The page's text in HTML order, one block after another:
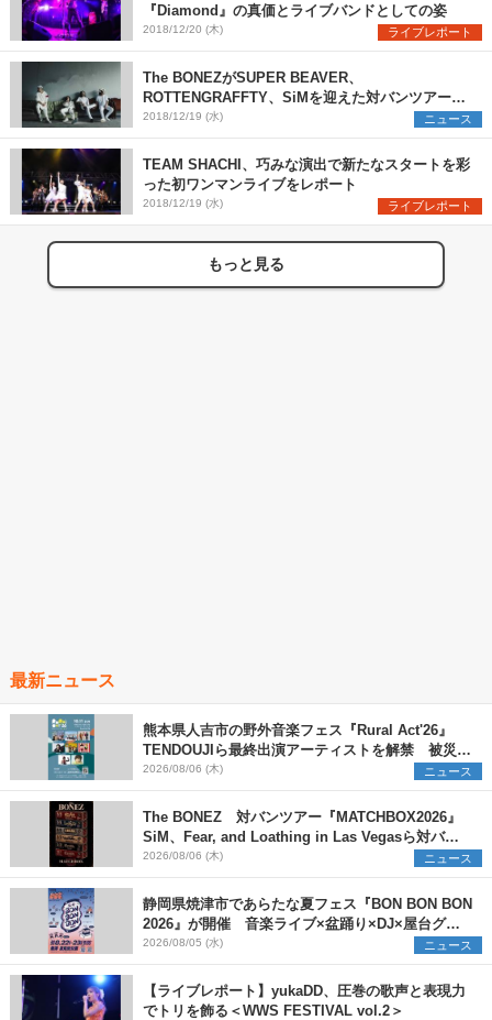
『Diamond』の真価とライブバンドとしての姿
2018/12/20 (木) ライブレポート
The BONEZがSUPER BEAVER、
ROTTENGRAFFTY、SiMを迎えた対バンツアー＆
10-FEETとの共同企画の開催を発表
2018/12/19 (水) ニュース
TEAM SHACHI、巧みな演出で新たなスタートを彩
った初ワンマンライブをレポート
2018/12/19 (水) ライブレポート
もっと見る
最新ニュース
熊本県人吉市の野外音楽フェス『Rural Act'26』
TENDOUJIら最終出演アーティストを解禁 被災地
支援プロジェクトの始動も発表
2026/08/06 (木) ニュース
The BONEZ 対バンツアー『MATCHBOX2026』
SiM、Fear, and Loathing in Las Vegasら対バン
アーティストを一斉解禁
2026/08/06 (木) ニュース
静岡県焼津市であらたな夏フェス『BON BON BON
2026』が開催 音楽ライブ×盆踊り×DJ×屋台グル
メ×ランタンナイトで彩る2日間
2026/08/05 (水) ニュース
【ライブレポート】yukaDD、圧巻の歌声と表現力
でトリを飾る＜WWS FESTIVAL vol.2＞